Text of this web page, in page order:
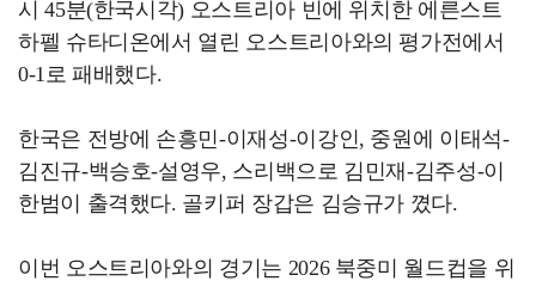
시 45분(한국시각) 오스트리아 빈에 위치한 에른스트
하펠 슈타디온에서 열린 오스트리아와의 평가전에서
0-1로 패배했다.
한국은 전방에 손흥민-이재성-이강인, 중원에 이태석-
김진규-백승호-설영우, 스리백으로 김민재-김주성-이
한범이 출격했다. 골키퍼 장갑은 김승규가 꼈다.
이번 오스트리아와의 경기는 2026 북중미 월드컵을 위